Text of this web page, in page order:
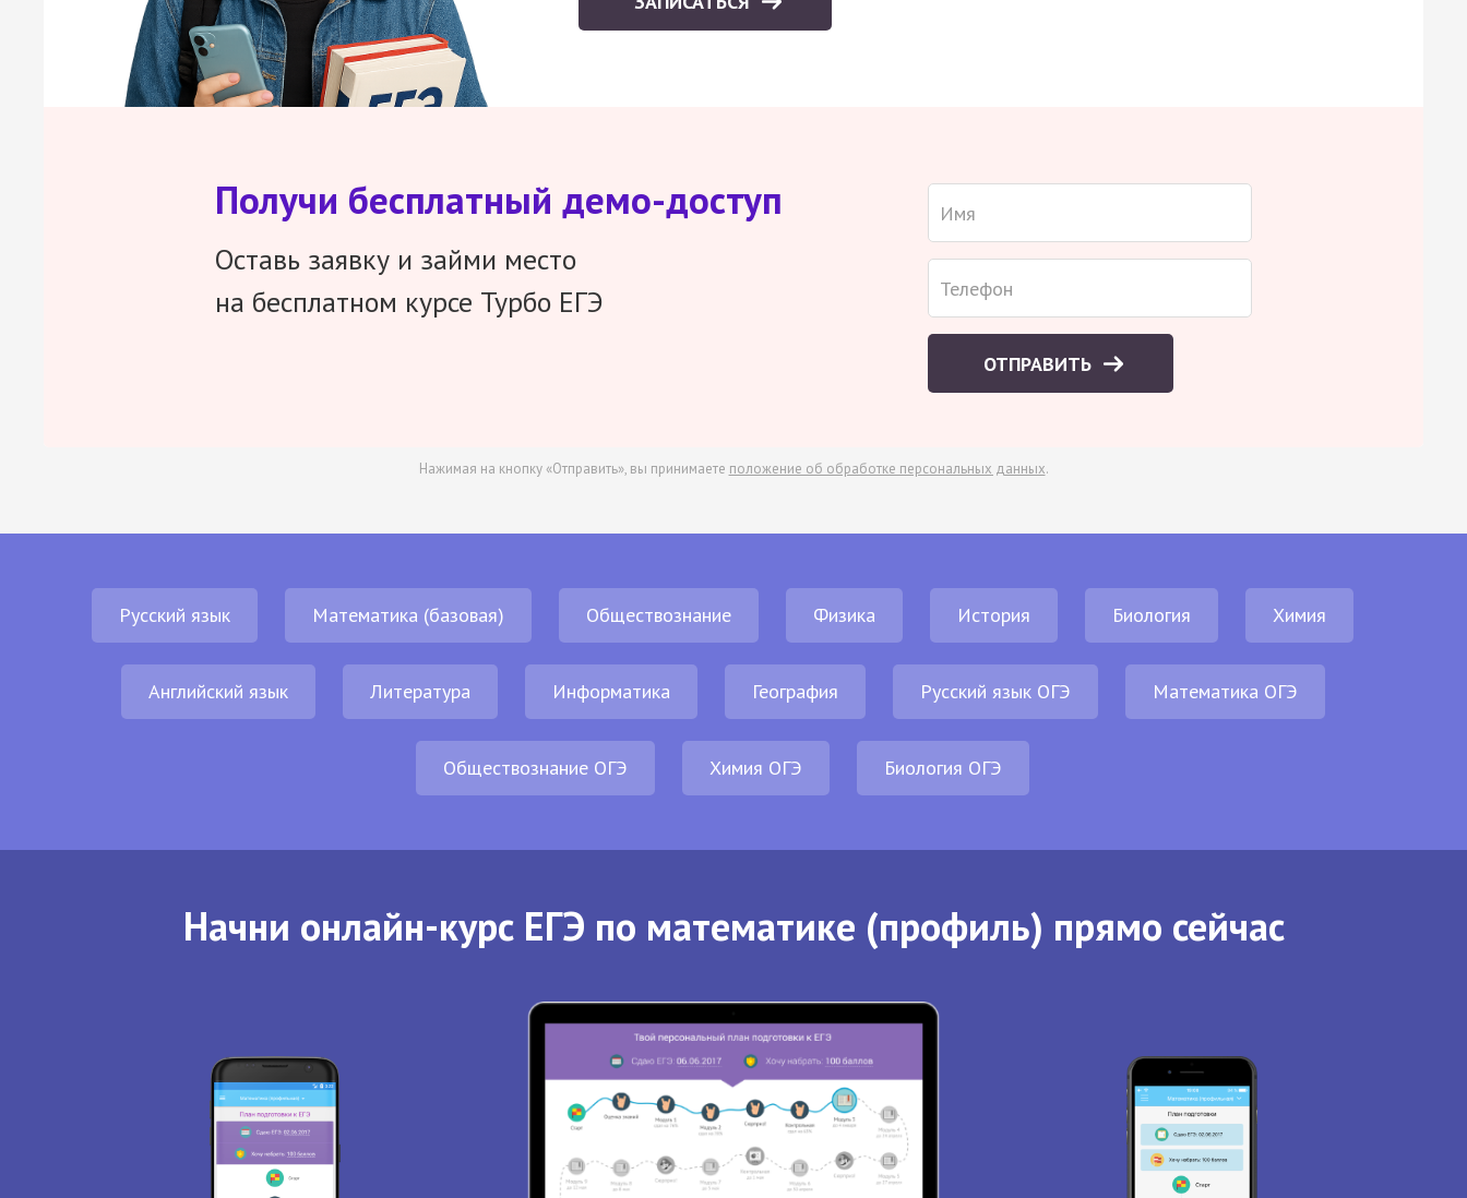
Получи бесплатный демо-доступ
Оставь заявку и займи место
на бесплатном курсе Турбо ЕГЭ
ОТПРАВИТЬ
Нажимая на кнопку «Отправить», вы принимаете положение об обработке персональных данных.
Русский язык Математика (базовая) Обществознание Физика История Биология Химия
Английский язык Литература Информатика География Русский язык ОГЭ Математика ОГЭ
Обществознание ОГЭ Химия ОГЭ Биология ОГЭ
Начни онлайн-курс ЕГЭ по математике (профиль) прямо сейчас